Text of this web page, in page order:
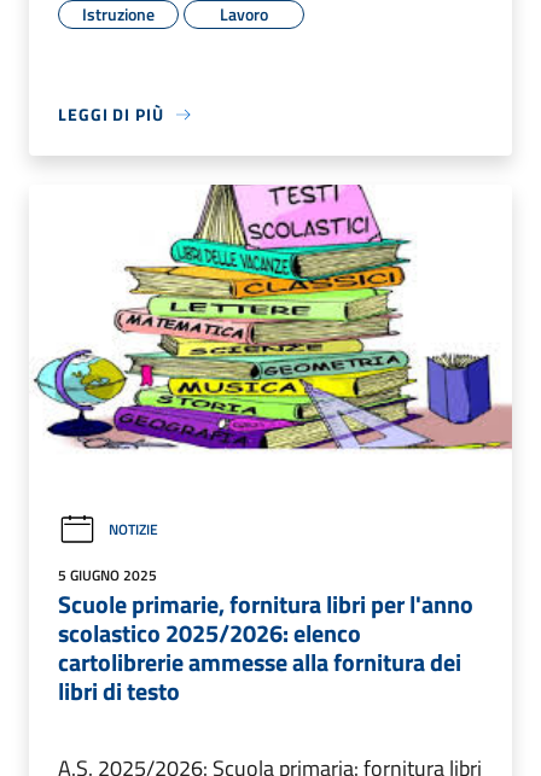
Istruzione Lavoro
LEGGI DI PIÙ
NOTIZIE
5 GIUGNO 2025
Scuole primarie, fornitura libri per l'anno
scolastico 2025/2026: elenco
cartolibrerie ammesse alla fornitura dei
libri di testo
A.S. 2025/2026: Scuola primaria: fornitura libri